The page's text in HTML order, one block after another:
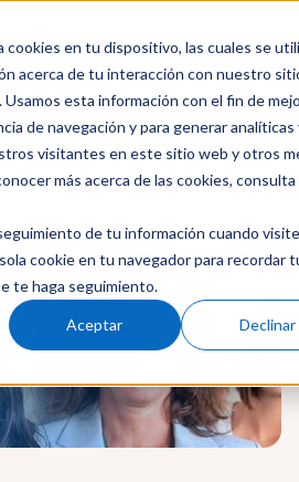
cookies en tu dispositivo, las cuales se
acerca de tu interacción con nuestro
esta información con el fin de
de navegación y para generar analíticas
visitantes en este sitio web y otros
más acerca de las cookies,
de tu información cuando
cookie en tu navegador para recordar
te haga seguimiento.
Aceptar Declinar
Afanias